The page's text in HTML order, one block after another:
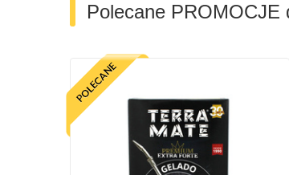
Polecane PROMOCJE